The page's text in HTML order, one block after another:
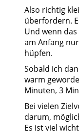
Also richtig
überfordern.
Und wenn
am Anfang
hüpfen.
Sobald ich
warm
Minuten, 3
Bei vielen
darum,
Es ist viel